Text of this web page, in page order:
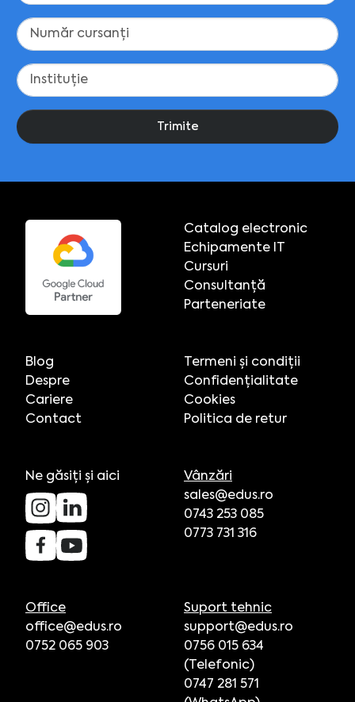
Trimite
Catalog electronic
Echipamente IT
Cursuri
Consultanță
Parteneriate
Blog
Despre
Cariere
Contact
Termeni și condiții
Confidențialitate
Cookies
Politica de retur
Ne găsiți și aici
Vânzări
sales@edus.ro
0743 253 085
0773 731 316
Office
office@edus.ro
0752 065 903
Suport tehnic
support@edus.ro
0756 015 634
(Telefonic)
0747 281 571